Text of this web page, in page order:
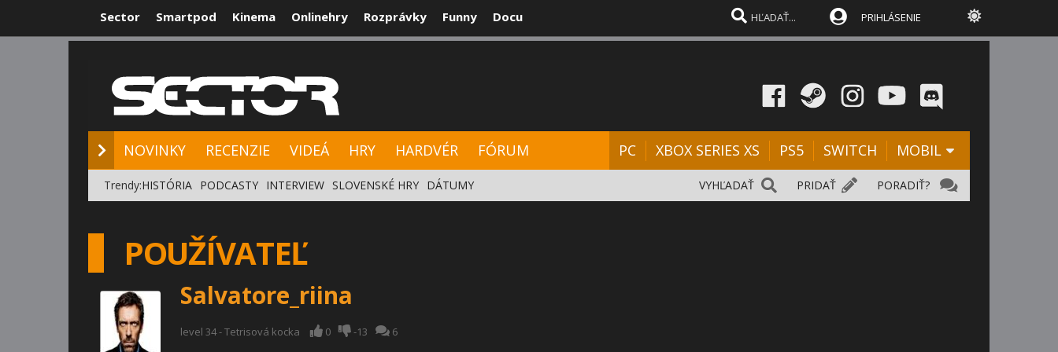
Sector Smartpod Kinema Onlinehry Rozprávky Funny Docu PRIHLÁSENIE
NOVINKY RECENZIE VIDEÁ HRY HARDVÉR FÓRUM PC XBOX SERIES XS PS5 SWITCH MOBIL
PORADIŤ?
PRIDAŤ
VYHĽADAŤ
Trendy:HISTÓRIA PODCASTY INTERVIEW SLOVENSKÉ HRY DÁTUMY
POUŽÍVATEĽ
Salvatore_riina
level 34 - Tetrisová kocka 0 -13 6